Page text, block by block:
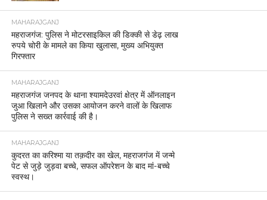
MAHARAJGANJ
महराजगंज: पुलिस ने मोटरसाइकिल की डिक्की से डेढ़ लाख
रुपये चोरी के मामले का किया खुलासा, मुख्य अभियुक्त
गिरफ्तार
MAHARAJGANJ
महराजगंज जनपद के थाना श्यामदेउरवां क्षेत्र में ऑनलाइन
जुआ खिलाने और उसका आयोजन करने वालों के खिलाफ
पुलिस ने सख्त कार्रवाई की है।
MAHARAJGANJ
कुदरत का करिश्मा या तक़दीर का खेल, महराजगंज में जन्मे
पेट से जुड़े जुड़वा बच्चे, सफल ऑपरेशन के बाद मां-बच्चे
स्वस्थ।